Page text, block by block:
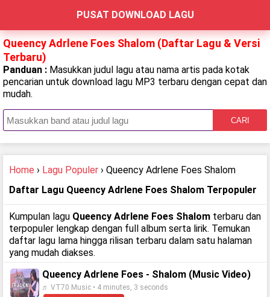
PUSAT DOWNLOAD LAGU
Queency Adrlene Foes Shalom (Daftar Lagu & Versi
Terbaru)
Panduan : Masukkan judul lagu atau nama artis pada kotak
pencarian untuk download lagu MP3 terbaru dengan cepat dan
mudah.
CARI
Home › Lagu Populer › Queency Adrlene Foes Shalom
Daftar Lagu Queency Adrlene Foes Shalom Terpopuler
Kumpulan lagu Queency Adrlene Foes Shalom terbaru dan
terpopuler lengkap dengan full album serta lirik. Temukan
daftar lagu lama hingga rilisan terbaru dalam satu halaman
yang mudah diakses.
Queency Adrlene Foes - Shalom (Music Video)
♬ VT70 Music • 4 minutes, 3 seconds